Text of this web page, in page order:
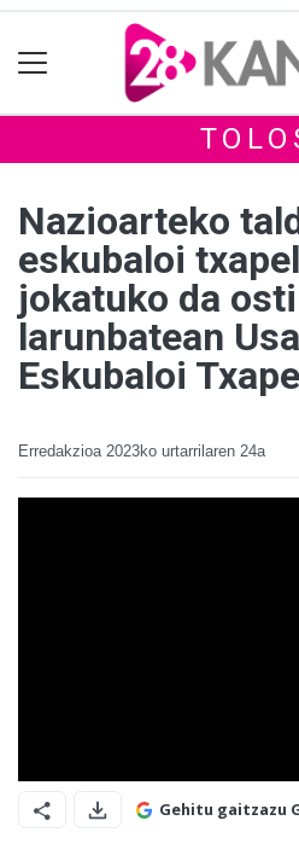
Nazioarteko
eskubaloi
jokatuko da
larunbatean
Eskubaloi
Erredakzioa 2023ko urtarrilaren 24a
Gehitu gaitzazu